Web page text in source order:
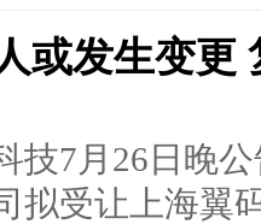
或发生变更
技7月26日晚
拟受让上海翼